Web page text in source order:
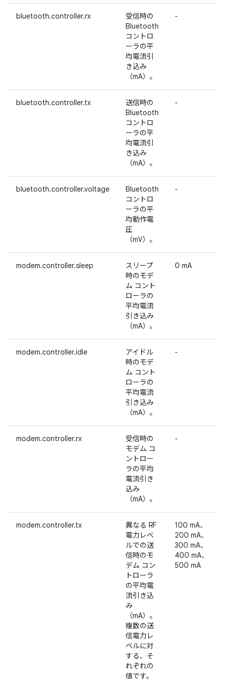
bluetooth.controller.rx
受信時の
Bluetooth
コントロ
ーラの平
均電流引
き込み
（mA）。
-
bluetooth.controller.tx
送信時の
Bluetooth
コントロ
ーラの平
均電流引
き込み
（mA）。
-
bluetooth.controller.voltage
Bluetooth
コントロ
ーラの平
均動作電
圧
（mV）。
-
modem.controller.sleep
スリープ
時のモデ
ム コント
ローラの
平均電流
引き込み
（mA）。
0 mA
modem.controller.idle
アイドル
時のモデ
ム コント
ローラの
平均電流
引き込み
（mA）。
-
modem.controller.rx
受信時の
モデム コ
ントロー
ラの平均
電流引き
込み
（mA）。
-
modem.controller.tx
異なる RF
電力レベ
ルでの送
信時のモ
デム コン
トローラ
の平均電
流引き込
み
（mA）。
複数の送
信電力レ
ベルに対
する、そ
れぞれの
値です。
100 mA、
200 mA、
300 mA、
400 mA、
500 mA